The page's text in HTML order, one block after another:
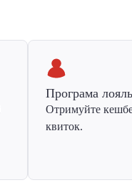
Програма
Отримуйте
квиток.